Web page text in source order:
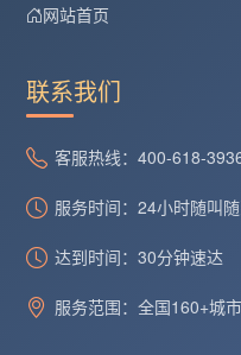
网站首页
联系我们
客服热线：400-618-
服务时间：24小时随叫
达到时间：30分钟速达
服务范围：全国160+城市